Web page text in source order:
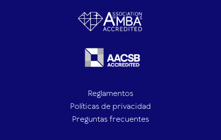
Reglamentos
Políticas de privacidad
Preguntas frecuentes